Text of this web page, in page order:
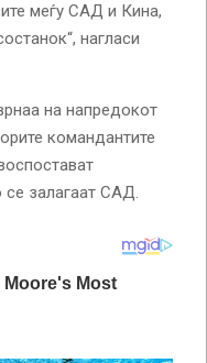
меѓу САД и Кина,
нагласи
на напредокот
командантите
се залагаат САД.